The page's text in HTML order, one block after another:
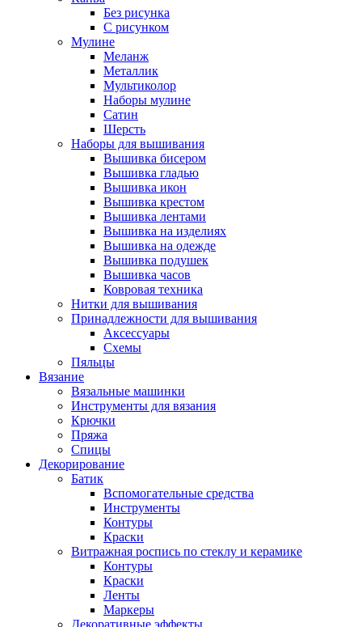
Без рисунка
С рисунком
Мулине
Меланж
Металлик
Мультиколор
Наборы мулине
Сатин
Шерсть
Наборы для вышивания
Вышивка бисером
Вышивка гладью
Вышивка икон
Вышивка крестом
Вышивка лентами
Вышивка на изделиях
Вышивка на одежде
Вышивка подушек
Вышивка часов
Ковровая техника
Нитки для вышивания
Принадлежности для вышивания
Аксессуары
Схемы
Пяльцы
Вязание
Вязальные машинки
Инструменты для вязания
Крючки
Пряжа
Спицы
Декорирование
Батик
Вспомогательные средства
Инструменты
Контуры
Краски
Витражная роспись по стеклу и керамике
Контуры
Краски
Ленты
Маркеры
Декоративные эффекты